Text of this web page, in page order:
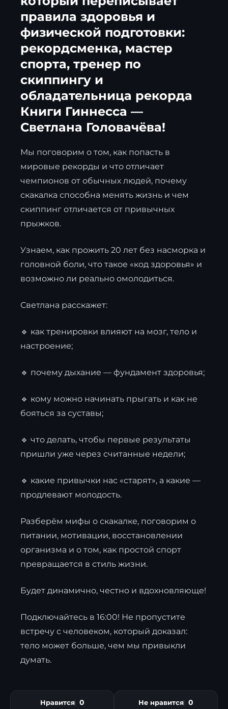
правила здоровья и
физической подготовки:
рекордсменка, мастер
спорта, тренер по
скиппингу и
обладательница рекорда
Книги Гиннесса —
Светлана Головачёва!
Мы поговорим о том, как попасть в
мировые рекорды и что отличает
чемпионов от обычных людей, почему
скакалка способна менять жизнь и чем
скиппинг отличается от привычных
прыжков.
Узнаем, как прожить 20 лет без насморка и
головной боли, что такое «код здоровья» и
возможно ли реально омолодиться.
Светлана расскажет:
🔹 как тренировки влияют на мозг, тело и
настроение;
🔹 почему дыхание — фундамент здоровья;
🔹 кому можно начинать прыгать и как не
бояться за суставы;
🔹 что делать, чтобы первые результаты
пришли уже через считанные недели;
🔹 какие привычки нас «старят», а какие —
продлевают молодость.
Разберём мифы о скакалке, поговорим о
питании, мотивации, восстановлении
организма и о том, как простой спорт
превращается в стиль жизни.
Будет динамично, честно и вдохновляюще!
Подключайтесь в 16:00! Не пропустите
встречу с человеком, который доказал:
тело может больше, чем мы привыкли
думать.
Нравится 0 Не нравится 0